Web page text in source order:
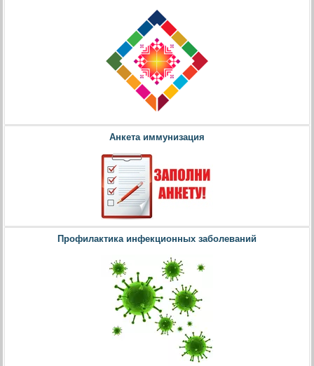
Анкета иммунизация
Профилактика инфекционных заболеваний